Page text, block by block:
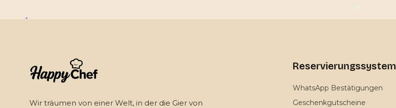
Wir träumen von einer Welt, in der die Gier von
Reservierungssystem
WhatsApp Bestätigungen
Geschenkgutscheine